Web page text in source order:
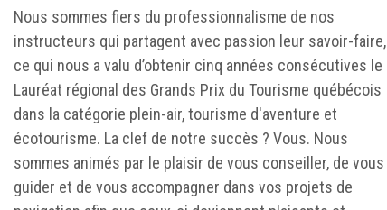
Nous sommes fiers du professionnalisme de nos
instructeurs qui partagent avec passion leur savoir-faire,
ce qui nous a valu d’obtenir cinq années consécutives le
Lauréat régional des Grands Prix du Tourisme québécois
dans la catégorie plein-air, tourisme d'aventure et
écotourisme. La clef de notre succès ? Vous. Nous
sommes animés par le plaisir de vous conseiller, de vous
guider et de vous accompagner dans vos projets de